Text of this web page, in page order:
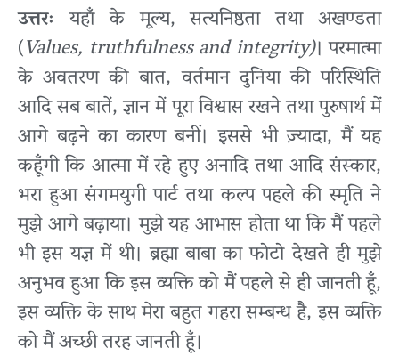
उत्तरः यहाँ के मूल्य, सत्यनिष्ठता तथा अखण्डता
(Values, truthfulness and integrity)। परमात्मा
के अवतरण की बात, वर्तमान दुनिया की परिस्थिति
आदि सब बातें, ज्ञान में पूरा विश्वास रखने तथा पुरुषार्थ में
आगे बढ़ने का कारण बनीं। इससे भी ज़्यादा, मैं यह
कहूँगी कि आत्मा में रहे हुए अनादि तथा आदि संस्कार,
भरा हुआ संगमयुगी पार्ट तथा कल्प पहले की स्मृति ने
मुझे आगे बढ़ाया। मुझे यह आभास होता था कि मैं पहले
भी इस यज्ञ में थी। ब्रह्मा बाबा का फोटो देखते ही मुझे
अनुभव हुआ कि इस व्यक्ति को मैं पहले से ही जानती हूँ,
इस व्यक्ति के साथ मेरा बहुत गहरा सम्बन्ध है, इस व्यक्ति
को मैं अच्छी तरह जानती हूँ।